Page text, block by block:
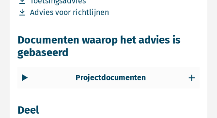
Advies voor richtlijnen
Download bestand Advies voor richtlijnen
Documenten waarop het advies is
gebaseerd
Projectdocumenten
Deel